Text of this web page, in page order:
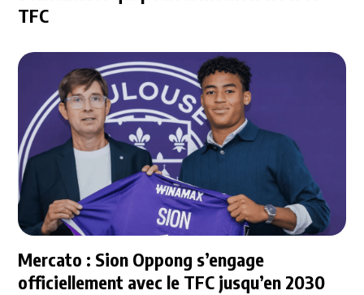
TFC
Mercato : Sion Oppong s’engage
officiellement avec le TFC jusqu’en 2030